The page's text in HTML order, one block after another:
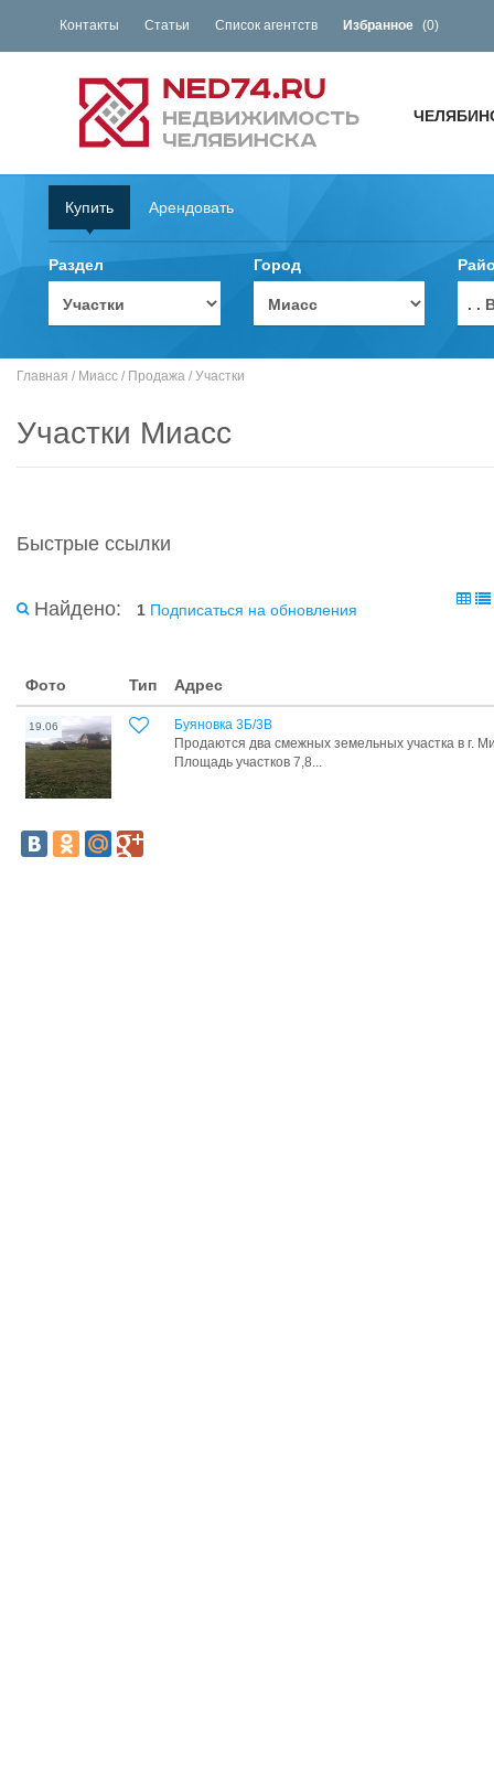
Контакты Статьи Список агентств Избранное (0)
Купить Арендовать
Раздел Город
. .
Главная / Миасс / Продажа / Участки
Участки Миасс
Быстрые ссылки
Найдено: 1 Подписаться на обновления
Фото Тип Адрес
19.06
Буяновка 3Б/3В
Продаются два смежных земельных участка в г.
Площадь участков 7,8...